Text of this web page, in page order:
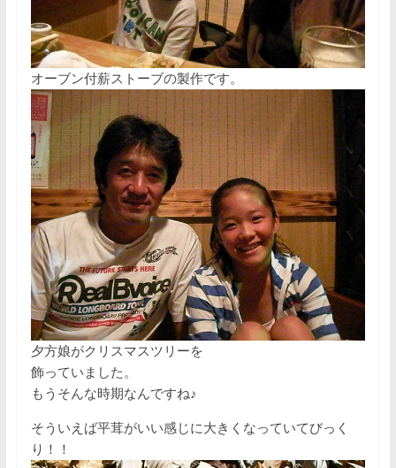
オーブン付薪ストーブの製作です。
夕方娘がクリスマスツリーを
飾っていました。
もうそんな時期なんですね♪
そういえば平茸がいい感じに大きくなっていてびっく
り！！